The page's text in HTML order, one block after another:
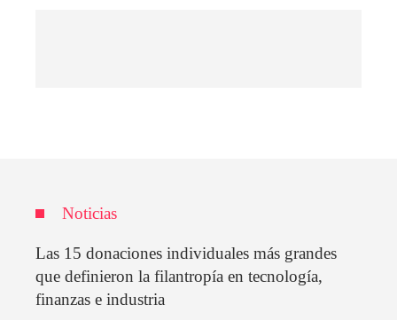
Noticias
Las 15 donaciones individuales más grandes
que definieron la filantropía en tecnología,
finanzas e industria